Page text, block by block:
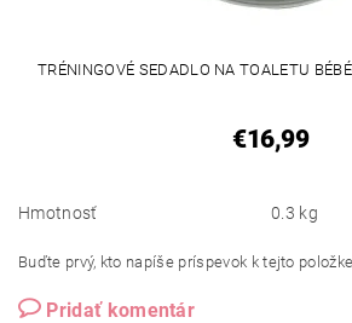
TRÉNINGOVÉ SEDADLO NA TOALETU
€16,99
Hmotnosť 0.3 kg
Buďte prvý, kto napíše príspevok k tejto
Pridať komentár